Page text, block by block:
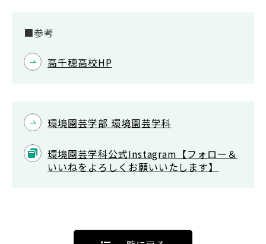
■参考
高千穂高校HP
環境園芸学部 環境園芸学科
環境園芸学科公式Instagram【フォロー＆
いいねをよろしくお願いいたします】